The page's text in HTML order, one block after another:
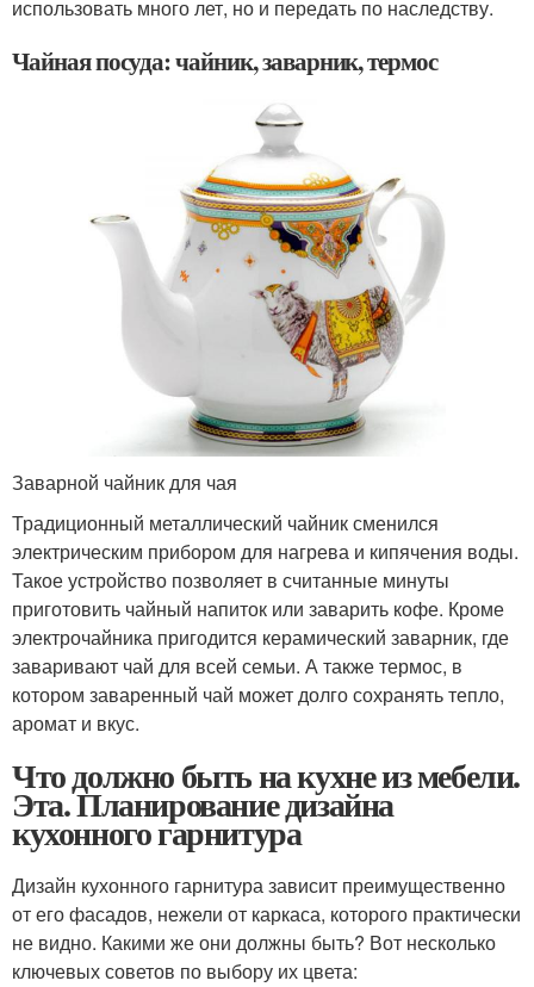
использовать много лет, но и передать по наследству.
Чайная посуда: чайник, заварник, термос
Заварной чайник для чая
Традиционный металлический чайник сменился
электрическим прибором для нагрева и кипячения воды.
Такое устройство позволяет в считанные минуты
приготовить чайный напиток или заварить кофе. Кроме
электрочайника пригодится керамический заварник, где
заваривают чай для всей семьи. А также термос, в
котором заваренный чай может долго сохранять тепло,
аромат и вкус.
Что должно быть на кухне из мебели.
Эта. Планирование дизайна
кухонного гарнитура
Дизайн кухонного гарнитура зависит преимущественно
от его фасадов, нежели от каркаса, которого практически
не видно. Какими же они должны быть? Вот несколько
ключевых советов по выбору их цвета: